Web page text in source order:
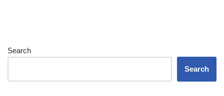
Search
Search